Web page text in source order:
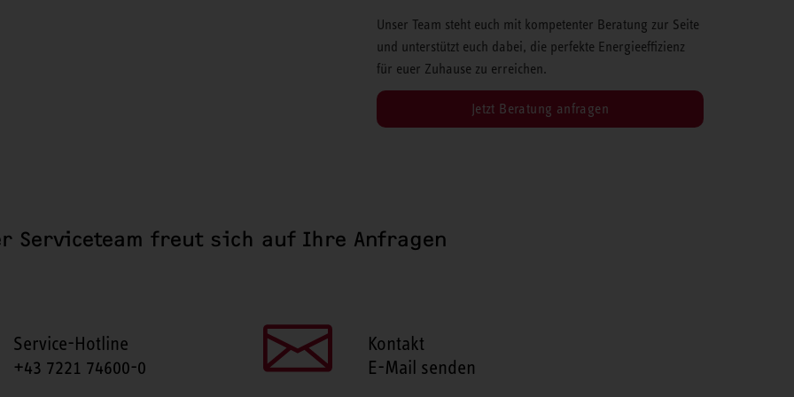
Unser Team steht euch mit kompetenter Beratung zur Seite
und unterstützt euch dabei, die perfekte Energieeffizienz
für euer Zuhause zu erreichen.
Jetzt Beratung anfragen
Serviceteam freut sich auf Ihre Anfragen
Service-Hotline
+43 7221 74600-0
Kontakt
E-Mail senden